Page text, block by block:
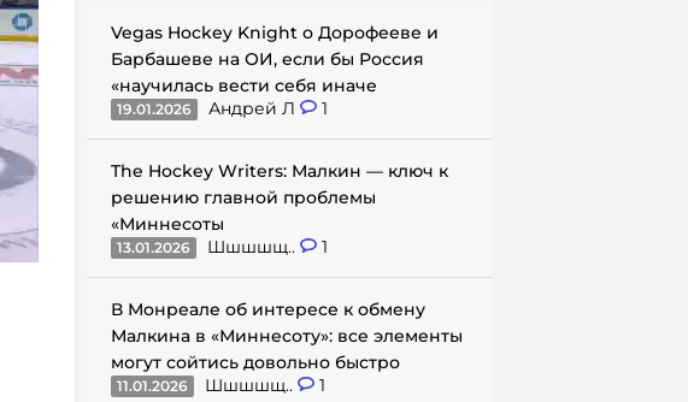
Vegas Hockey Knight о Дорофееве и
Барбашеве на ОИ, если бы Россия
«научилась вести себя иначе
19.01.2026 Андрей Л 1
The Hockey Writers: Малкин — ключ к
решению главной проблемы
«Миннесоты
13.01.2026 Шшшшщ.. 1
В Монреале об интересе к обмену
Малкина в «Миннесоту»: все элементы
могут сойтись довольно быстро
11.01.2026 Шшшшщ.. 1